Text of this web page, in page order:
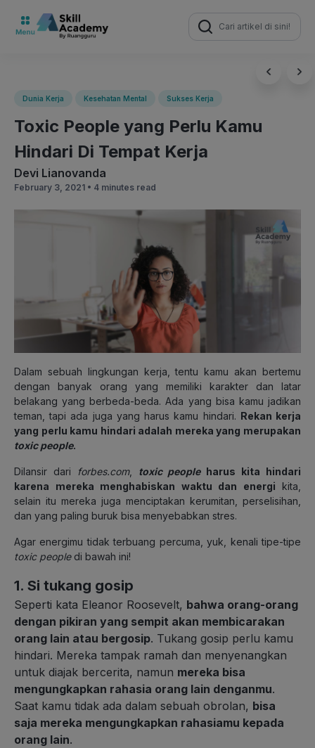
Search
for:
Dunia Kerja Kesehatan Mental Sukses Kerja
Toxic People yang Perlu Kamu
Hindari Di Tempat Kerja
Devi Lianovanda
February 3, 2021 • 4 minutes read
Dalam sebuah lingkungan kerja, tentu kamu akan bertemu
dengan banyak orang yang memiliki karakter dan latar
belakang yang berbeda-beda. Ada yang bisa kamu jadikan
teman, tapi ada juga yang harus kamu hindari. Rekan kerja
yang perlu kamu hindari adalah mereka yang merupakan
toxic people.
Dilansir dari forbes.com, toxic peopleharus kita hindari
karena mereka menghabiskan waktu dan energi kita,
selain itu mereka juga menciptakan kerumitan, perselisihan,
dan yang paling buruk bisa menyebabkan stres.
Agar energimu tidak terbuang percuma, yuk, kenali tipe-tipe
toxic peopledi bawah ini!
1. Si tukang gosip
Seperti kata Eleanor Roosevelt, bahwa orang-orang
dengan pikiran yang sempit akan membicarakan
orang lain atau bergosip. Tukang gosip perlu kamu
hindari. Mereka tampak ramah dan menyenangkan
untuk diajak bercerita, namun mereka bisa
mengungkapkan rahasia orang lain denganmu.
Saat kamu tidak ada dalam sebuah obrolan, bisa
saja mereka mengungkapkan rahasiamu kepada
orang lain.